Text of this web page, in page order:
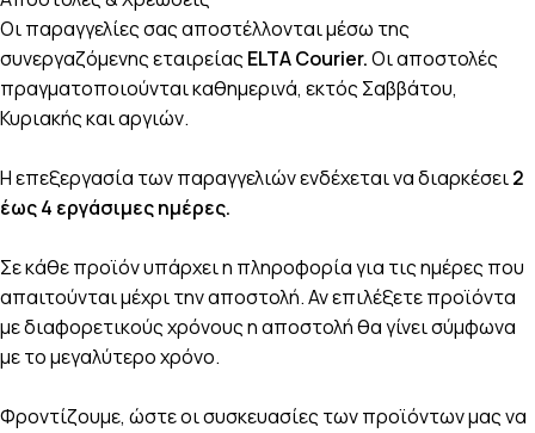
Οι παραγγελίες σας αποστέλλονται μέσω της
συνεργαζόμενης εταιρείας ELTA Courier.Οι αποστολές
πραγματοποιούνται καθημερινά, εκτός Σαββάτου,
Κυριακής και αργιών.
Η επεξεργασία των παραγγελιών ενδέχεται να διαρκέσει2
έως 4 εργάσιμες ημέρες.
Σε κάθε προϊόν υπάρχει η πληροφορία για τις ημέρες που
απαιτούνται μέχρι την αποστολή. Αν επιλέξετε προϊόντα
με διαφορετικούς χρόνους η αποστολή θα γίνει σύμφωνα
με το μεγαλύτερο χρόνο.
Φροντίζουμε, ώστε οι συσκευασίες των προϊόντων μας να